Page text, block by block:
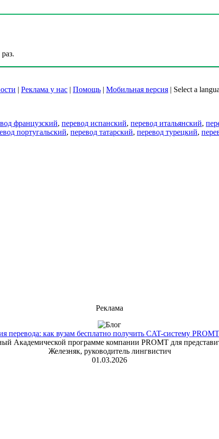
| Реклама у нас | Помощь | Мобильная версия | Select a
французский, перевод испанский, перевод итальянский,
португальский, перевод татарский, перевод турецкий,
Реклама
перевода: как вузам бесплатно получить CAT-систему
Академической программе компании PROMT для
Железняк, руководитель лингвистич
01.03.2026